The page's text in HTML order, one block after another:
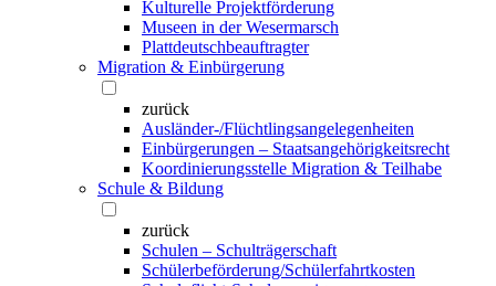
Kulturelle Projektförderung
Museen in der Wesermarsch
Plattdeutschbeauftragter
Migration & Einbürgerung
zurück
Ausländer-/Flüchtlingsangelegenheiten
Einbürgerungen – Staatsangehörigkeitsrecht
Koordinierungsstelle Migration & Teilhabe
Schule & Bildung
zurück
Schulen – Schulträgerschaft
Schülerbeförderung/Schülerfahrtkosten